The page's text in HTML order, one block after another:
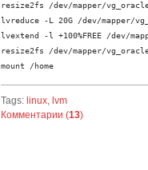
resize2fs /dev/mapper/
lvreduce -L 20G /dev/mapper/
lvextend -l +100%FREE /dev/
resize2fs /dev/mapper/
mount /home
Tags: linux, lvm
Комментарии (13)